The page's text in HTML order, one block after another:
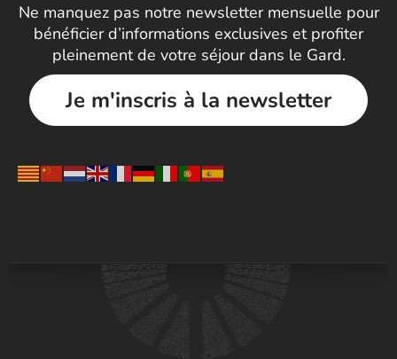
Ne manquez pas notre newsletter mensuelle pour
bénéficier d’informations exclusives et profiter
pleinement de votre séjour dans le Gard.
Je m'inscris à la newsletter